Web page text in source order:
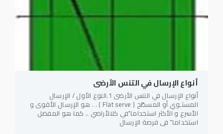
أنواع الإرسال في التنس الأرضى
أنواع الإرسال في التنس الأرضى 1.النوع الأول / الإرسال
المستـوي أو المسطّح ( Flat serve ) . . هو الإرسال الأقوى و
الأسرع و الأكثر استخداما ًفي كلالأراضي .. كما هو المفضل
استخداما ً في فرصة الإرسال